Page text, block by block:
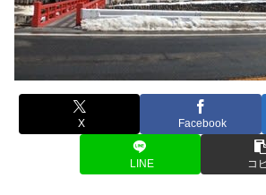
X Facebook
LINE コ